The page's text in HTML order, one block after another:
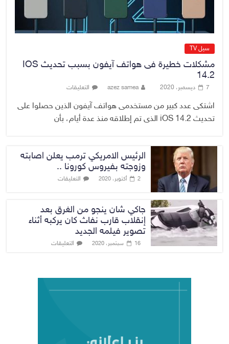
سيل TV
مشكلات خطيرة فى هواتف آيفون بسبب تحديث IOS
14.2
7 ديسمبر، 2020 azez samea التعليقات
اشتكى عدد كبير من مستخدمى هواتف آيفون الذين حصلوا على
تحديث iOS 14.2 الذى تم إطلاقه منذ عدة أيام، بأن
الرئيس الامريكي ترمب يعلن اصابته
وزوجته بفيروس كورونا ..
2 أكتوبر، 2020 التعليقات
جاكي شان ينجو من الغرق بعد
إنقلاب قارب نفاث كان يركبه أثناء
تصوير فيلمه الجديد
16 سبتمبر، 2020 التعليقات